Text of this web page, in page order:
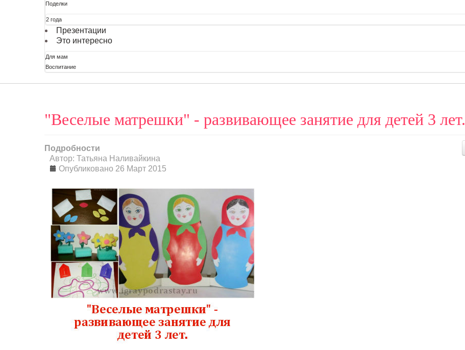
Поделки
2 года
Презентации
Это интересно
Для мам
Воспитание
"Веселые матрешки" - развивающее занятие для детей 3 лет.
Подробности
Автор: Татьяна Наливайкина
Опубликовано 26 Март 2015